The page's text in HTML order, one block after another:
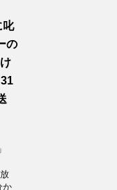
叱
の
か